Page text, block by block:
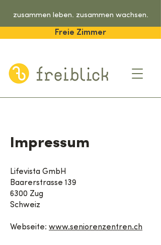
Freie Zimmer
zusammen leben. zusammen wachsen.
Impressum
Lifevista GmbH
Baarerstrasse 139
6300 Zug
Schweiz
Webseite: www.seniorenzentren.ch